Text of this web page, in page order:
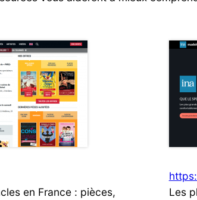
en France : pièces,
Les